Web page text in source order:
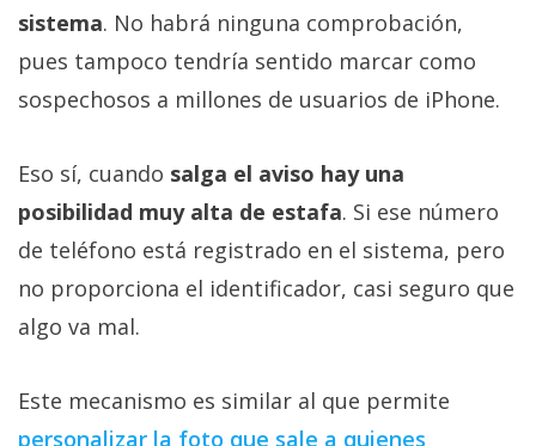
sistema. No habrá ninguna comprobación,
pues tampoco tendría sentido marcar como
sospechosos a millones de usuarios de iPhone.
Eso sí, cuando salga el aviso hay una
posibilidad muy alta de estafa. Si ese número
de teléfono está registrado en el sistema, pero
no proporciona el identificador, casi seguro que
algo va mal.
Este mecanismo es similar al que permite
personalizar la foto que sale a quienes